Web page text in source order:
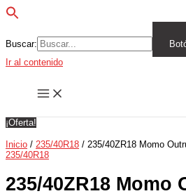
Buscar:
Ir al contenido
¡Oferta!
Inicio / 235/40R18 / 235/40ZR18 Momo
235/40R18
235/40ZR18 Momo